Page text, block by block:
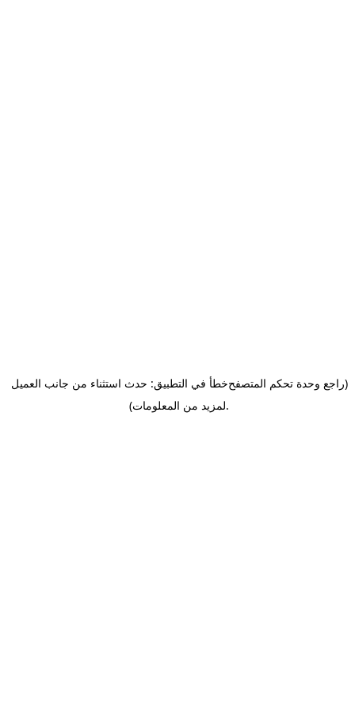
خطأ في التطبيق: حدث استثناء من جانب العميل(راجع وحدة تحكم المتصفح
لمزيد من المعلومات).